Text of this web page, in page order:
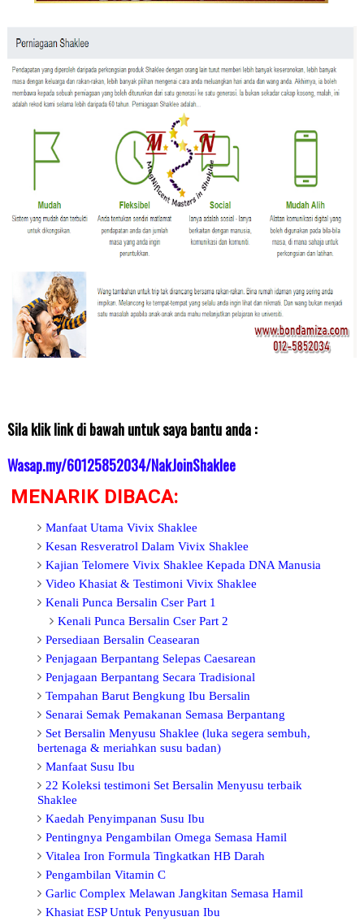
Sila klik link di bawah untuk saya bantu anda :
Wasap.my/60125852034/NakJoinShaklee
MENARIK DIBACA:
Manfaat Utama Vivix Shaklee
Kesan Resveratrol Dalam Vivix Shaklee
Kajian Telomere Vivix Shaklee Kepada DNA Manusia
Video Khasiat & Testimoni Vivix Shaklee
Kenali Punca Bersalin Cser Part 1
Kenali Punca Bersalin Cser Part 2
Persediaan Bersalin Ceasearan
Penjagaan Berpantang Selepas Caesarean
Penjagaan Berpantang Secara Tradisional
Tempahan Barut Bengkung Ibu Bersalin
Senarai Semak Pemakanan Semasa Berpantang
Set Bersalin Menyusu Shaklee (luka segera sembuh,
bertenaga & meriahkan susu badan)
Manfaat Susu Ibu
22 Koleksi testimoni Set Bersalin Menyusu terbaik
Shaklee
Kaedah Penyimpanan Susu Ibu
PentingnyaPengambilan Omega Semasa Hamil
Vitalea Iron Formula Tingkatkan HB Darah
Pengambilan Vitamin C
Garlic Complex Melawan Jangkitan Semasa Hamil
KhasiatESP Untuk Penyusuan Ibu